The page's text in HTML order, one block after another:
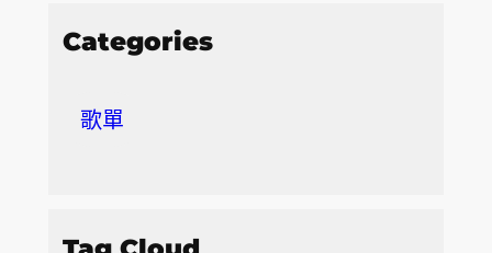
Categories
歌單